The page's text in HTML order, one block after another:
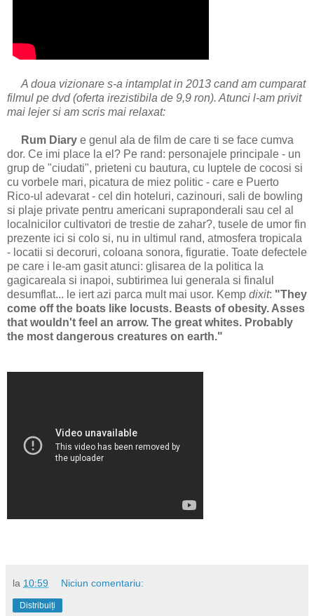
A doua vizionare s-a intamplat in 2013 cand am cumparat
filmul pe dvd (oferta irezistibila de 9,9 ron). Atunci l-am privit
mai lejer si am scris mai relaxat:
Rum Diary e genul ala de film de care ti se face cumva
dor. Ce imi place la el? Pe rand: personajele principale - un
grup de "ciudati", prieteni cu bautura, cu luptele de cocosi si
cu vorbele mari, picatura de miez politic - care e Puerto
Rico-ul adevarat - cel din hoteluri, cazinouri, sali de bowling
si plaje private pentru americani supraponderali sau cel al
localnicilor cultivatori de trestie de zahar?, tusele de umor fin
prezente ici si colo si, nu in ultimul rand, atmosfera tropicala
- locatii si decoruri, coloana sonora, figuratie. Toate defectele
pe care i le-am gasit atunci: glisarea de la politica la
gagicareala si inapoi, subtirimea lui generala si finalul
desumflat... le iert azi parca mult mai usor. Kemp dixit: "They
come off the boats like locusts. Beasts of obesity. Asses
that wouldn't feel an arrow. The great whites. Probably
the most dangerous creatures on earth."
la 10:59 Niciun comentariu:
Distribuiți